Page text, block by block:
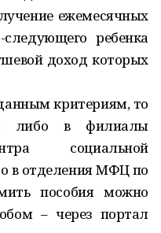
ежемесячных
ребенка
доход которых
критериям, то
либо в филиалы
социальной
в отделения МФЦ по
пособия можно
– через портал